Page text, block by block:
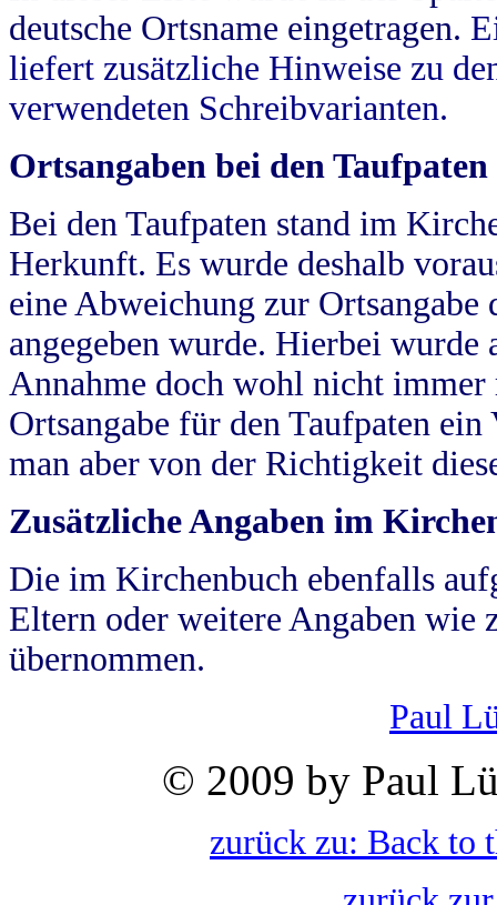
deutsche Ortsname eingetragen.
liefert zusätzliche Hinweise zu
verwendeten Schreibvarianten.
Ortsangaben bei den Taufpaten
Bei den Taufpaten stand im
Herkunft. Es wurde deshalb
eine Abweichung zur
angegeben wurde. Hierbei wurde
Annahme doch wohl nicht
Ortsangabe für den Taufpaten
man aber von der Richtigkeit
Zusätzliche Angaben im
Die im Kirchenbuch ebenfalls
Eltern oder weitere Angaben wie
übernommen.
Paul
© 2009 by Paul
zurück zu: Back to